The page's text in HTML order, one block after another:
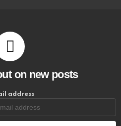
on new posts
address: